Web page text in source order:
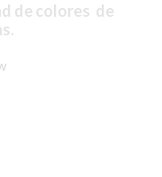
de colores de